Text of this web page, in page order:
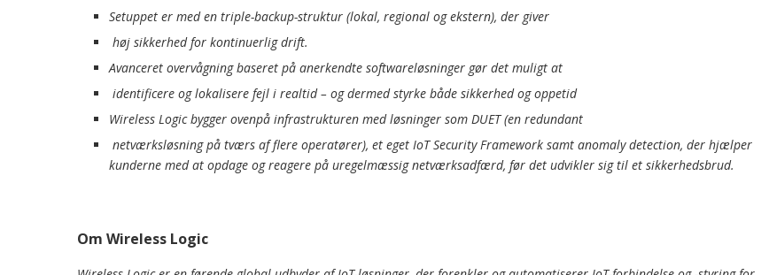
Setuppet er med en triple-backup-struktur (lokal, regional og ekstern), der giver
høj sikkerhed for kontinuerlig drift.
Avanceret overvågning baseret på anerkendte softwareløsninger gør det muligt at
identificere og lokalisere fejl i realtid – og dermed styrke både sikkerhed og oppetid
Wireless Logic bygger ovenpå infrastrukturen med løsninger som DUET (en redundant
netværksløsning på tværs af flere operatører), et eget IoT Security Framework samt anomaly detection, der hjælper
kunderne med at opdage og reagere på uregelmæssig netværksadfærd, før det udvikler sig til et sikkerhedsbrud.
Om Wireless Logic